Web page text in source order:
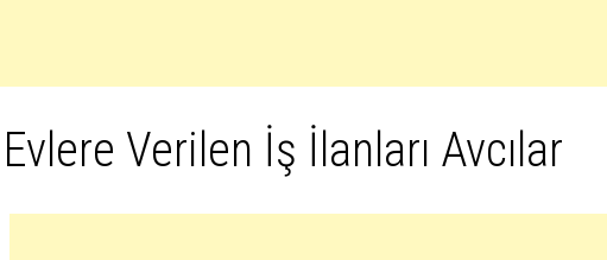
Evlere Verilen İş İlanları Avcılar